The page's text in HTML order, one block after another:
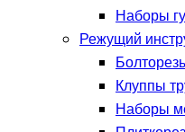
Наборы
Режущий
Клуппы
Наборы